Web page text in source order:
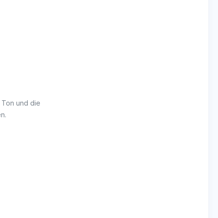
und die